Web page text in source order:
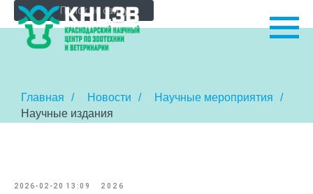
Главная / Новости / Научные мероприятия
/
Научные издания
2026-02-20 13:09 2026